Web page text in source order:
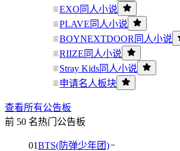
EXO同人小说
PLAVE同人小说
BOYNEXTDOOR同人小说
RIIZE同人小说
Stray Kids同人小说
申请名人板块
查看所有公告板
前 50 名热门公告板
01BTS(防弹少年团)